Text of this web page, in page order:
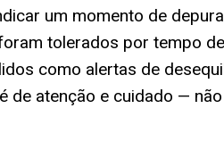
um momento de
tolerados por tempo
como alertas de
de atenção e cuidado —